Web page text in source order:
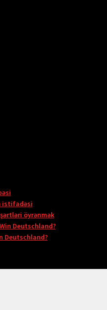
istifadəsi
öyrənmək
Deutschland?
Deutschland?